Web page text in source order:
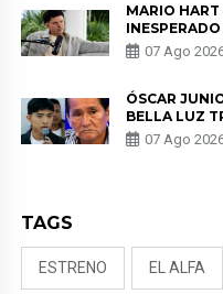
MARIO HART
SALUD
KORINA: “ME
07 Ago
ÓSCAR
BELLA LUZ
PADRE POR
NALDY
07 Ago
TAGS
ESTRENO EL ALFA